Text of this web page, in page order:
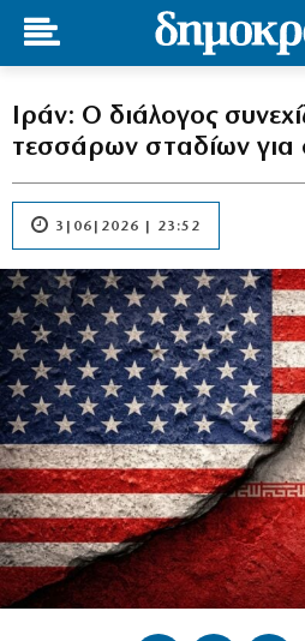
Ιράν: Ο διάλογος
τεσσάρων σταδίων για
3|06|2026 | 23:52